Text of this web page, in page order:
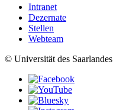
Intranet
Dezernate
Stellen
Webteam
© Universität des Saarlandes